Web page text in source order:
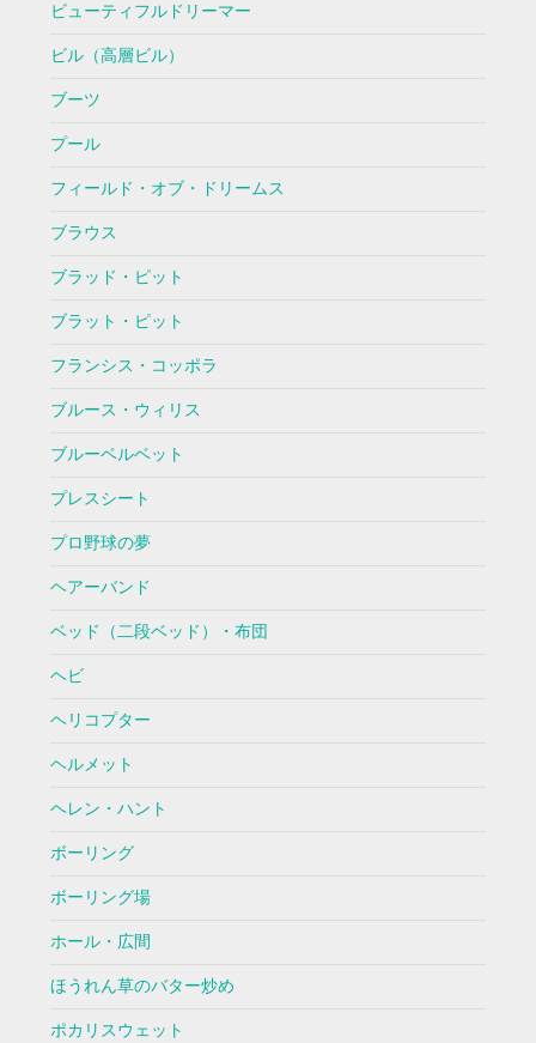
ビューティフルドリーマー
ビル（高層ビル）
ブーツ
プール
フィールド・オブ・ドリームス
ブラウス
ブラッド・ピット
ブラット・ピット
フランシス・コッポラ
ブルース・ウィリス
ブルーベルベット
プレスシート
プロ野球の夢
ヘアーバンド
ベッド（二段ベッド）・布団
ヘビ
ヘリコプター
ヘルメット
ヘレン・ハント
ボーリング
ボーリング場
ホール・広間
ほうれん草のバター炒め
ポカリスウェット